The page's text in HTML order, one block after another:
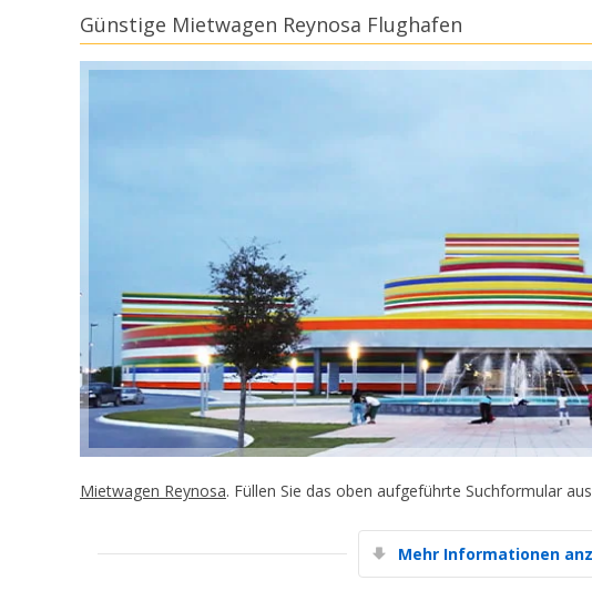
Günstige Mietwagen Reynosa Flughafen
Mietwagen Reynosa. Füllen Sie das oben aufgeführte Suchformular
Mehr Informationen